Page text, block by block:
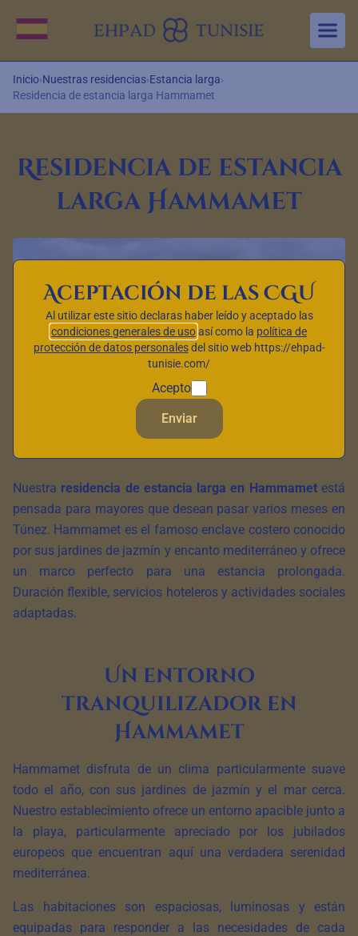
Aller au contenu principal
Cambiar idioma
Inicio›Nuestras residencias›Estancia larga›
Residencia de estancia larga Hammamet
Residencia de estancia
larga Hammamet
Nuestra residencia de estancia larga en Hammametestá
pensada para mayores que desean pasar varios meses en
Túnez. Hammamet es el famoso enclave costero conocido
por sus jardines de jazmín y encanto mediterráneo y ofrece
un marco perfecto para una estancia prolongada.
Duración flexible, servicios hoteleros y actividades sociales
adaptadas.
Un entorno
tranquilizador en
Hammamet
Hammamet disfruta de un clima particularmente suave
todo el año, con sus jardines de jazmín y el mar cerca.
Nuestro establecimiento ofrece un entorno apacible junto a
la playa, particularmente apreciado por los jubilados
europeos que encuentran aquí una verdadera serenidad
mediterránea.
Las habitaciones son espaciosas, luminosas y están
equipadas para responder a las necesidades de cada
Aceptación de las CGU
Al utilizar este sitio declaras haber leído y aceptado las
condiciones generales de usoasí como la política de
protección de datos personalesdel sitio web https://ehpad-
tunisie.com/
Acepto
Enviar